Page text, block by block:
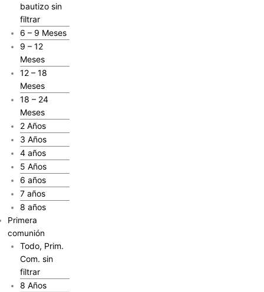
bautizo sin
filtrar
6 – 9 Meses
9 – 12
Meses
12 – 18
Meses
18 – 24
Meses
2 Años
3 Años
4 años
5 Años
6 años
7 años
8 años
Primera
comunión
Todo, Prim.
Com. sin
filtrar
8 Años